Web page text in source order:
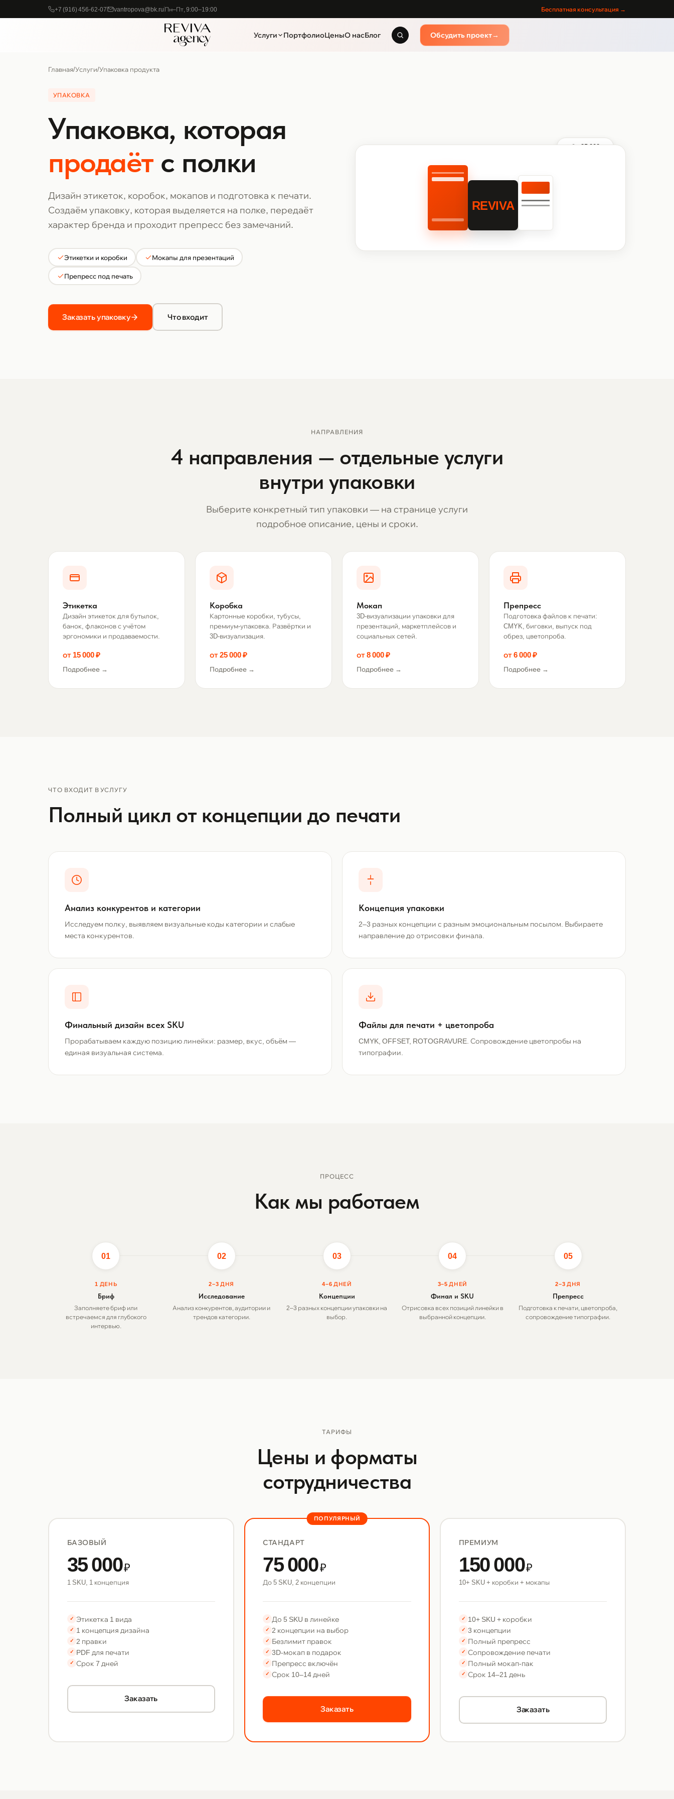
+7 (916) 456-62-07 vantropova@bk.ru Пн–Пт, 9:00–19:00 Бесплатная консультация →
Услуги ПортфолиоЦеныО насБлог Обсудить проект→
Главная/Услуги/Упаковка продукта
УПАКОВКА
Упаковка, которая
продаётс полки
Дизайн этикеток, коробок, мокапов и подготовка к печати.
Создаём упаковку, которая выделяется на полке, передаёт
характер бренда и проходит препресс без замечаний.
Этикетки и коробки Мокапы для презентаций
Препресс под печать
Заказать упаковку Что входит
От 35 000 ₽
REVIVA
НАПРАВЛЕНИЯ
4 направления — отдельные услуги
внутри упаковки
Выберите конкретный тип упаковки — на странице услуги
подробное описание, цены и сроки.
Этикетка
Дизайн этикеток для бутылок,
банок, флаконов с учётом
эргономики и продаваемости.
от 15 000 ₽
Подробнее →
Коробка
Картонные коробки, тубусы,
премиум-упаковка. Развёртки и
3D-визуализация.
от 25 000 ₽
Подробнее →
Мокап
3D-визуализации упаковки для
презентаций, маркетплейсов и
социальных сетей.
от 8 000 ₽
Подробнее →
Препресс
Подготовка файлов к печати:
CMYK, биговки, выпуск под
обрез, цветопроба.
от 6 000 ₽
Подробнее →
ЧТО ВХОДИТ В УСЛУГУ
Полный цикл от концепции до печати
Анализ конкурентов и категории
Исследуем полку, выявляем визуальные коды категории и слабые
места конкурентов.
Концепция упаковки
2–3 разных концепции с разным эмоциональным посылом. Выбираете
направление до отрисовки финала.
Финальный дизайн всех SKU
Прорабатываем каждую позицию линейки: размер, вкус, объём —
единая визуальная система.
Файлы для печати + цветопроба
CMYK, OFFSET, ROTOGRAVURE. Сопровождение цветопробы на
типографии.
ПРОЦЕСС
Как мы работаем
01
1 ДЕНЬ
Бриф
Заполняете бриф или
встречаемся для глубокого
интервью.
02
2–3 ДНЯ
Исследование
Анализ конкурентов, аудитории и
трендов категории.
03
4–6 ДНЕЙ
Концепции
2–3 разных концепции упаковки на
выбор.
04
3–5 ДНЕЙ
Финал и SKU
Отрисовка всех позиций линейки в
выбранной концепции.
05
2–3 ДНЯ
Препресс
Подготовка к печати, цветопроба,
сопровождение типографии.
ТАРИФЫ
Цены и форматы
сотрудничества
БАЗОВЫЙ
35 000₽
1 SKU, 1 концепция
✓ Этикетка 1 вида
✓ 1 концепция дизайна
✓ 2 правки
✓ PDF для печати
✓ Срок 7 дней
Заказать
ПОПУЛЯРНЫЙ
СТАНДАРТ
75 000₽
До 5 SKU, 2 концепции
✓ До 5 SKU в линейке
✓ 2 концепции на выбор
✓ Безлимит правок
✓ 3D-мокап в подарок
✓ Препресс включён
✓ Срок 10–14 дней
Заказать
ПРЕМИУМ
150 000₽
10+ SKU + коробки + мокапы
✓ 10+ SKU + коробки
✓ 3 концепции
✓ Полный препресс
✓ Сопровождение печати
✓ Полный мокап-пак
✓ Срок 14–21 день
Заказать